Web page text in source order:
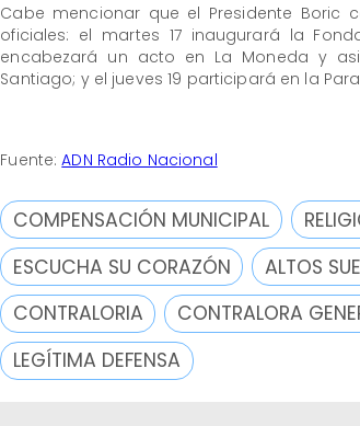
Cabe mencionar que el Presidente
oficiales: el martes 17 inaugurará la
encabezará un acto en La Moneda y
Santiago; y el jueves 19 participará en la
Fuente:ADN Radio Nacional
COMPENSACIÓN MUNICIPAL
ESCUCHA SU CORAZÓN
ALTOS
CONTRALORIA
CONTRALORA
LEGÍTIMA DEFENSA